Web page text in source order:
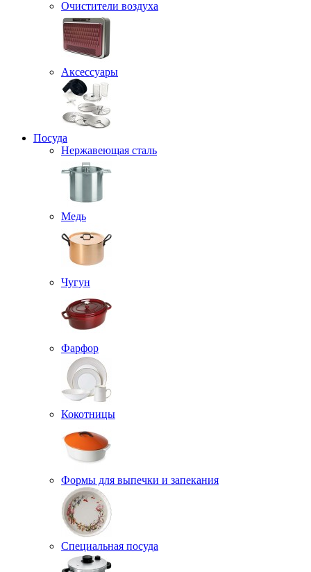
Очистители воздуха
Аксессуары
Посуда
Нержавеющая сталь
Медь
Чугун
Фарфор
Кокотницы
Формы для выпечки и запекания
Специальная посуда